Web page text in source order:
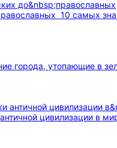
10 самых
города, утопающие в
цивилизации в